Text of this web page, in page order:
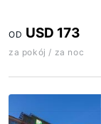
OD USD 173
za pokój / za noc